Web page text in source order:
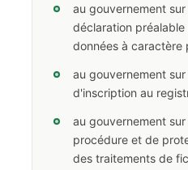
au gouvernement
déclaration
données à caractère
au gouvernement
d'inscription au
au gouvernement
procédure et de
des traitements de